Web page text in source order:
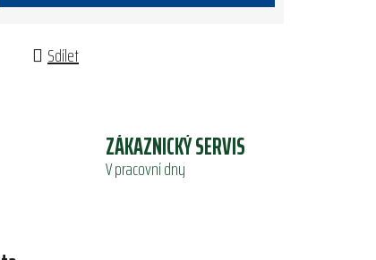
Sdílet
ZÁKAZNICKÝ SERVIS
V pracovní dny